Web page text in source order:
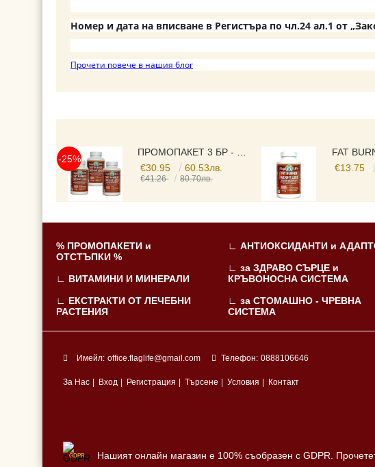
Номер и дата на вписване в Регистъра по чл.24 ал.1 от
Прочети повече в нашия блог
ПРОМОПАКЕТ 3 БР - FAT BURNER▐ ФЕТ БЪРНЪР ► ЗА ОТСЛАБВАНЕ И КОНТРОЛ НА ТЕГЛОТО, С ЕКСТРАКТ ОТ ГУАРАНА , ЗЕЛЕН ЧАЙ, МАЛИНОВИ КЕТОНИ, L-CARNITINE И ВИТАМИНИ, 525 MG, 3X120 КАПСУЛИ,
-25%
€30.95
60.53лв.
€41.26 80.70лв.
€13.75
% ПРОМОПАКЕТИ и
ОТСТЪПКИ %
∟ ВИТАМИНИ И МИНЕРАЛИ
∟ ЕКСТРАКТИ ОТ ЛЕЧЕБНИ
РАСТЕНИЯ
∟ АНТИОКСИДАНТИ и
∟ за ЗДРАВО СЪРЦЕ и
КРЪВОНОСНА СИСТЕМА
∟ за СТОМАШНО - ЧРЕВНА
СИСТЕМА
Имейл: office.flaglife@gmail.com Телефон: 0888106646
За Нас Вход Регистрация Търсене Условия Контакт
GDPR Нашият онлайн магазин е 100% съобразен с GDPR.